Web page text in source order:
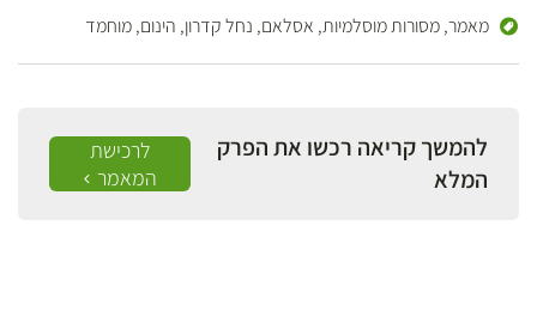
מאמר,מסורות מוסלמיות, אסלאם, נחל קדרון, הינום, מוחמד
להמשך קריאה רכשו את הפרק
המלא
לרכישת
המאמר